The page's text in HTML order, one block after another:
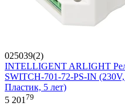
025039(2)
INTELLIGENT ARLIGHT
SWITCH-701-72-PS-IN
Пластик, 5 лет)
5 201 79